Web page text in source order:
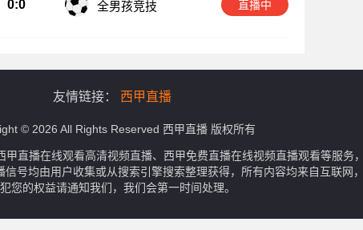
直播在线观看高清视频直播、西甲免费直播在线视频直播观看等服务
号均由用户收集或从搜索引擎搜索整理获得，所有内容均来自互联网